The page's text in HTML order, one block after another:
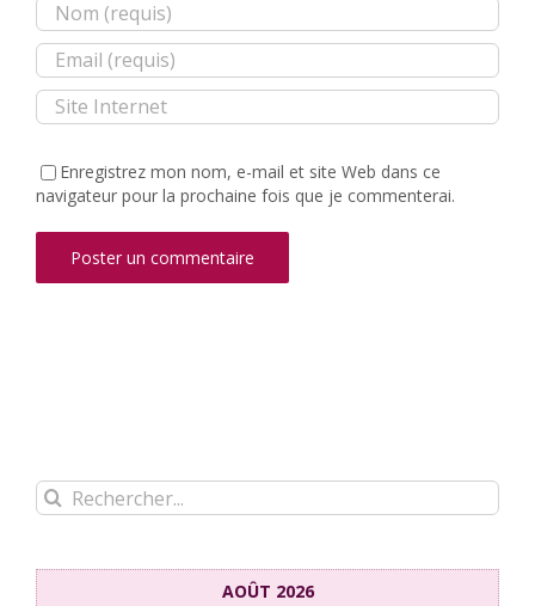
Enregistrez mon nom, e-mail et site Web dans ce
navigateur pour la prochaine fois que je commenterai.
Rechercher:
AOÛT 2026